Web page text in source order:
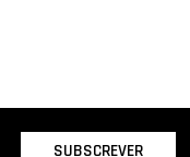
SUBSCREVER